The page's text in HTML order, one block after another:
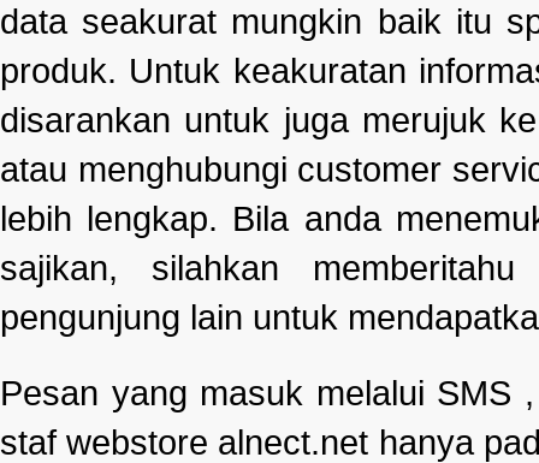
data seakurat mungkin baik itu
produk. Untuk keakuratan
disarankan untuk juga merujuk
atau menghubungi customer
lebih lengkap. Bila anda
sajikan, silahkan
pengunjung lain untuk
Pesan yang masuk melalui SMS
staf webstore alnect.net hanya